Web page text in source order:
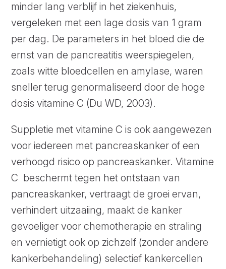
minder lang verblijf in het ziekenhuis,
vergeleken met een lage dosis van 1 gram
per dag. De parameters in het bloed die de
ernst van de pancreatitis weerspiegelen,
zoals witte bloedcellen en amylase, waren
sneller terug genormaliseerd door de hoge
dosis vitamine C (Du WD, 2003).
Suppletie met vitamine C is ook aangewezen
voor iedereen met pancreaskanker of een
verhoogd risico op pancreaskanker. Vitamine
C beschermt tegen het ontstaan van
pancreaskanker, vertraagt de groei ervan,
verhindert uitzaaiing, maakt de kanker
gevoeliger voor chemotherapie en straling
en vernietigt ook op zichzelf (zonder andere
kankerbehandeling) selectief kankercellen